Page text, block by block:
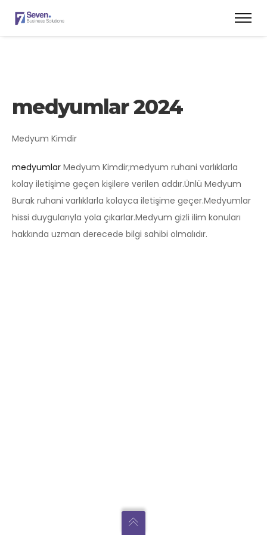
medyumlar 2024
Medyum Kimdir
medyumlar Medyum Kimdir;medyum ruhani varlıklarla
kolay iletişime geçen kişilere verilen addır.Ünlü Medyum
Burak ruhani varlıklarla kolayca iletişime geçer.Medyumlar
hissi duygularıyla yola çıkarlar.Medyum gizli ilim konuları
hakkında uzman derecede bilgi sahibi olmalıdır.